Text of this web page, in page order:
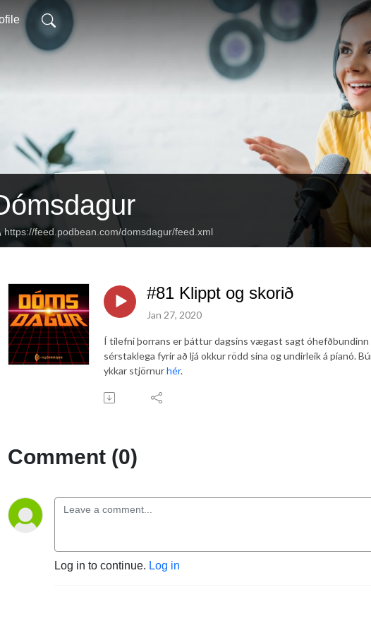
https://feed.podbean.com/domsdagur/feed.xml
#81 Klippt og skorið
Jan 27, 2020
Í tilefni þorrans er þáttur dagsins vægast sagt óhefðbundinn
sérstaklega fyrir að ljá okkur rödd sína og undirleik á píanó.
ykkar stjörnurhér.
Comment (0)
Log in to continue. Log in